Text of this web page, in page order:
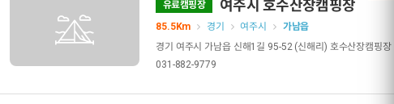
유료캠핑장 여주시 호수산장캠핑장
85.5Km 경기 여주시
가남읍
경기 여주시 가남읍 신해1길 95-52 (신해리) 호수산장캠핑장
031-882-9779